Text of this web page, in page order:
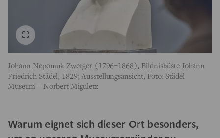
Johann Nepomuk Zwerger (1796–1868), Bildnisbüste Johann
Friedrich Städel, 1829; Ausstellungsansicht, Foto: Städel
Museum – Norbert Miguletz
Warum eignet sich dieser Ort besonders,